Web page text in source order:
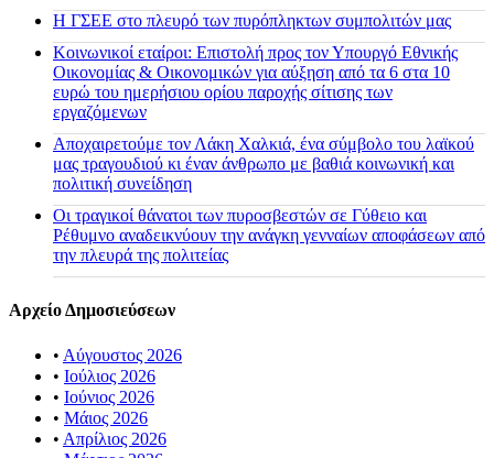
H ΓΣΕΕ στο πλευρό των πυρόπληκτων συμπολιτών μας
Κοινωνικοί εταίροι: Επιστολή προς τον Υπουργό Εθνικής
Οικονομίας & Οικονομικών για αύξηση από τα 6 στα 10
ευρώ του ημερήσιου ορίου παροχής σίτισης των
εργαζόμενων
Αποχαιρετούμε τον Λάκη Χαλκιά, ένα σύμβολο του λαϊκού
μας τραγουδιού κι έναν άνθρωπο με βαθιά κοινωνική και
πολιτική συνείδηση
Οι τραγικοί θάνατοι των πυροσβεστών σε Γύθειο και
Ρέθυμνο αναδεικνύουν την ανάγκη γενναίων αποφάσεων από
την πλευρά της πολιτείας
Αρχείο Δημοσιεύσεων
• Αύγουστος 2026
• Ιούλιος 2026
• Ιούνιος 2026
• Μάιος 2026
• Απρίλιος 2026